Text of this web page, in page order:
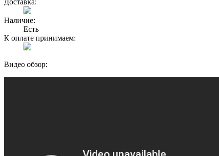
Доставка:
Наличие:
Есть
К оплате принимаем:
Видео обзор: